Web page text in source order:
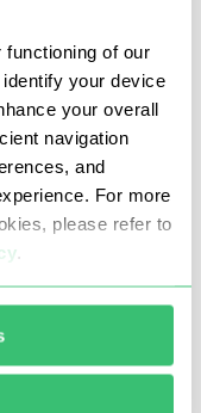
of our
your device
your overall
navigation
and
For more
please refer to
.
高速私人代理服。
顺利运行的服务
更早地在互联网上跟
购买
们的专家可以为您找
能把它用于匿名网上